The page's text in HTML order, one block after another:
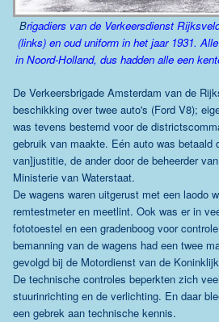
Brigadiers van de Verkeersdienst
(links) en oud uniform in het jaar 1931.
in Noord-Holland, dus hadden alle een
De Verkeersbrigade Amsterdam van de
beschikking over twee auto's (Ford V8);
was tevens bestemd voor de
gebruik van maakte. Eén auto was betaald
van]justitie, de ander door de beheerder
Ministerie van Waterstaat.
De wagens waren uitgerust met een laodo
remtestmeter en meetlint. Ook was er in
fototoestel en een gradenboog voor
bemanning van de wagens had een twee
gevolgd bij de Motordienst van de
De technische controles beperkten zich
stuurinrichting en de verlichting. En daar
een gebrek aan technische kennis.